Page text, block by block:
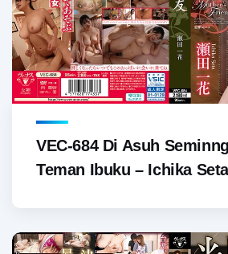
VEC-684 Di Asuh
Teman Ibuku – Ichika